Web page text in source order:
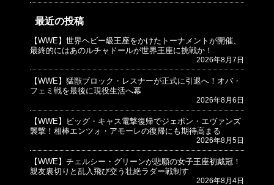
最近の投稿
【WWE】世界ヘビー級王座をかけたトーナメントが開催、
最終的にはあのルチャドールが世界王座に挑戦か！
2026年8月7日
【WWE】猛獣ブロック・レスナーが正式に引退へ！オバ・
フェミ戦を最後に現役生活へ幕
2026年8月6日
【WWE】ビッグ・キャス電撃復帰でジェボン・エヴァンズ
襲撃！相棒エンツォ・アモーレの復帰にも期待高まる
2026年8月5日
【WWE】チェルシー・グリーンが悲願の女子王座初戴冠！
親友裏切りと乱入飛び交う壮絶ラダー戦制す
2026年8月4日
© プロレスJunkie ～WWEの最新情報 USA～